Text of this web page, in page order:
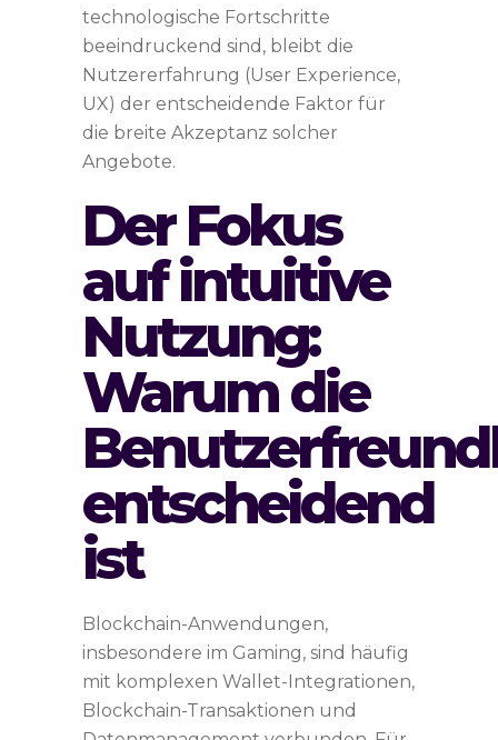
technologische Fortschritte
beeindruckend sind, bleibt die
Nutzererfahrung (User Experience,
UX) der entscheidende Faktor für
die breite Akzeptanz solcher
Angebote.
Der Fokus
auf intuitive
Nutzung:
Warum die
entscheidend
ist
Blockchain-Anwendungen,
insbesondere im Gaming, sind häufig
mit komplexen Wallet-Integrationen,
Blockchain-Transaktionen und